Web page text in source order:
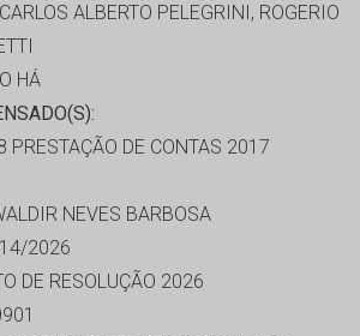
CARLOS ALBERTO PELEGRINI, ROGERIO
HÁ
DE CONTAS 2017
NEVES BARBOSA
2026
DE RESOLUÇÃO 2026